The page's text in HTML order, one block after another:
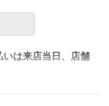
は来店当日、店舗